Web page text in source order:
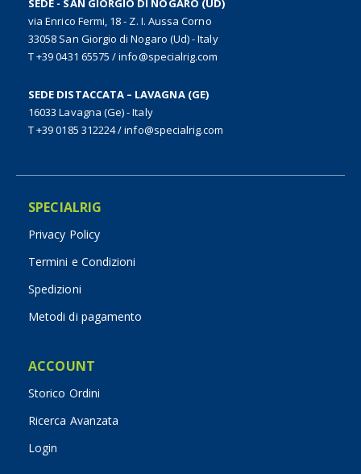
SEDE - SAN GIORGIO DI NOGARO (UD)
via Enrico Fermi, 18 - Z. I. Aussa Corno
33058 San Giorgio di Nogaro (Ud) - Italy
T +39 0431 65575 /info@specialrig.com
SEDE DISTACCATA – LAVAGNA (GE)
16033 Lavagna (Ge) - Italy
T +39 0185 312224/info@specialrig.com
SPECIALRIG
Privacy Policy
Termini e Condizioni
Spedizioni
Metodi di pagamento
ACCOUNT
Storico Ordini
Ricerca Avanzata
Login